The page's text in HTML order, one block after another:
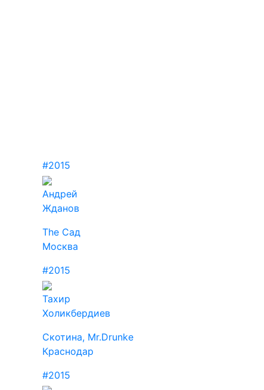
#2015
Андрей
Жданов
The Сад
Москва
#2015
Тахир
Холикбердиев
Скотина, Mr.Drunke
Краснодар
#2015